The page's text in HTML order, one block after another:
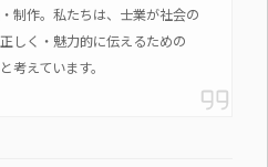
制作。私たちは、士業が社会の
しく・魅力的に伝えるための
考えています。